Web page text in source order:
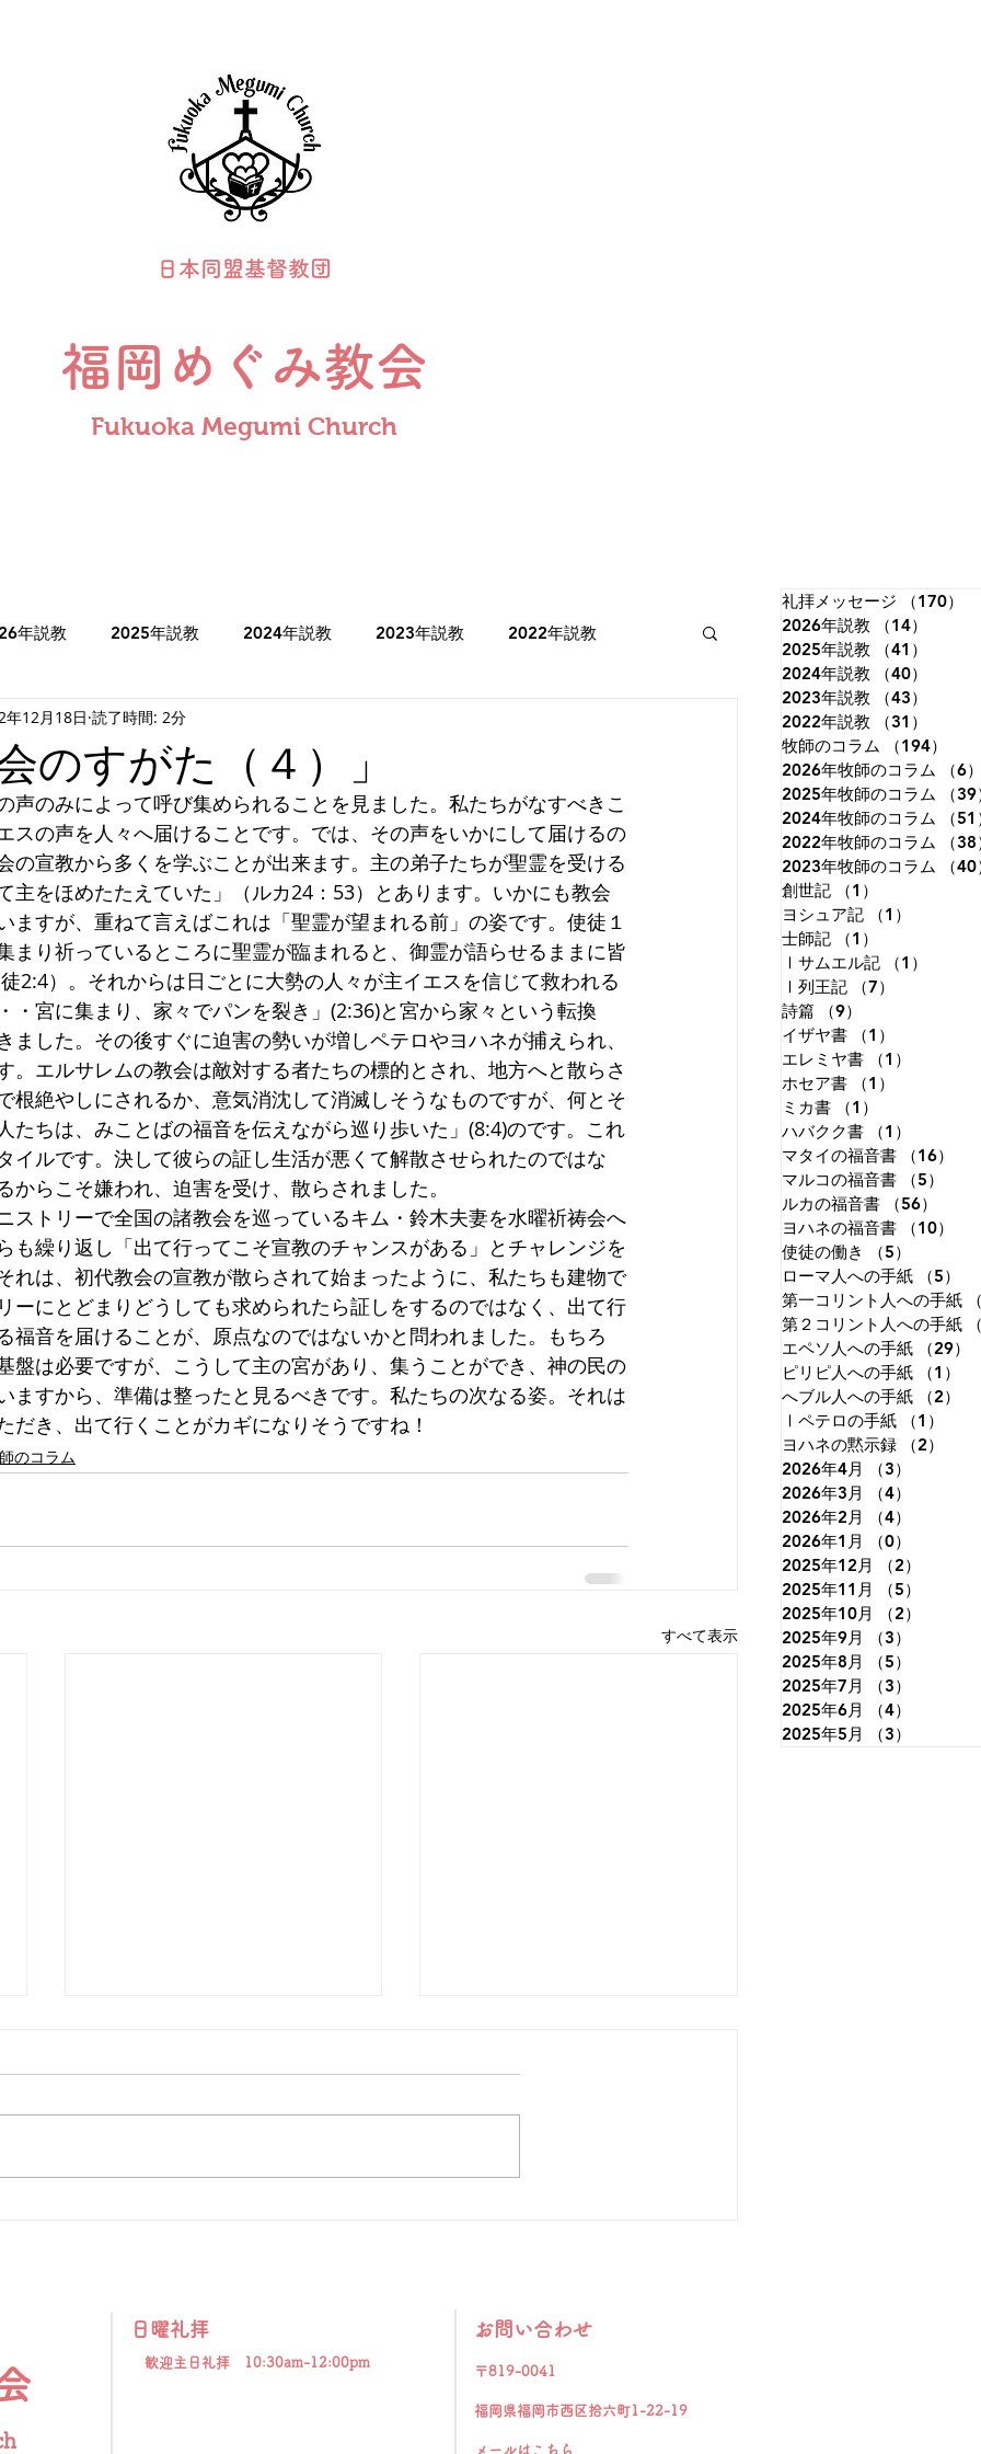
日本同盟基督教団
福岡めぐみ教会
Fukuoka Megumi Church
年説教 2025年説教 2024年説教 2023年説教 2022年説教
ラム 2025年牧師のコラム
ヨシュア記 士師記 Ⅰサムエル記 Ⅰ列王記 詩篇 イザヤ書
カ書 ハバクク書 マタイの福音書 マルコの福音書 ルカの福音書
ローマ人への手紙 第一コリント人への手紙
のすがた（４）」
年12月18日 読了時間: 2分
のみによって呼び集められることを見ました。私たちがなすべきこ
スの声を人々へ届けることです。では、その声をいかにして届けるの
の宣教から多くを学ぶことが出来ます。主の弟子たちが聖霊を受ける
主をほめたたえていた」（ルカ24：53）とあります。いかにも教会
ますが、重ねて言えばこれは「聖霊が望まれる前」の姿です。使徒１
まり祈っているところに聖霊が臨まれると、御霊が語らせるままに皆
2:4）。それからは日ごとに大勢の人々が主イエスを信じて救われる
・宮に集まり、家々でパンを裂き」(2:36)と宮から家々という転換
ました。その後すぐに迫害の勢いが増しペテロやヨハネが捕えられ、
。エルサレムの教会は敵対する者たちの標的とされ、地方へと散らさ
根絶やしにされるか、意気消沈して消滅しそうなものですが、何とそ
たちは、みことばの福音を伝えながら巡り歩いた」(8:4)のです。これ
イルです。決して彼らの証し生活が悪くて解散させられたのではな
からこそ嫌われ、迫害を受け、散らされました。
トリーで全国の諸教会を巡っているキム・鈴木夫妻を水曜祈祷会へ
も繰り返し「出て行ってこそ宣教のチャンスがある」とチャレンジを
れは、初代教会の宣教が散らされて始まったように、私たちも建物で
ーにとどまりどうしても求められたら証しをするのではなく、出て行
福音を届けることが、原点なのではないかと問われました。もちろ
盤は必要ですが、こうして主の宮があり、集うことができ、神の民の
ますから、準備は整ったと見るべきです。私たちの次なる姿。それは
だき、出て行くことがカギになりそうですね！
のコラム
すべて表示
「 人とは何ものなのでしょう。
は。」（詩篇8:4）。 神さまは私
上げて生きるように造られている
のに、地上のことに埋もれて生き
てしまうことが、苦しみもがく原
イギリスのロンドンにウェストミ
若く、自由で、限りない想像力を
り、視野をやや狭めて、自分の国
だけでも変えようと決意した。し
かし、それさえも変化のないよう
必死の試み
礼拝メッセージ （170）
2026年説教
（14）
2025年説教
（41）
2024年説教
（40）
2023年説教
（43）
2022年説教
（31）
牧師のコラム
（194）
2026年牧師のコラム
（6
2025年牧師のコラム
（
2024年牧師のコラム
（
2022年牧師のコラム
（
2023年牧師のコラム
（
創世記
（1）
ヨシュア記
（1）
士師記
（1）
Ⅰサムエル記
（1）
Ⅰ列王記
（7）
詩篇
（9）
イザヤ書
（1）
エレミヤ書
（1）
ホセア書
（1）
ミカ書
（1）
ハバクク書
（1）
マタイの福音書
（16）
マルコの福音書
（5）
ルカの福音書
（56）
ヨハネの福音書
（10）
使徒の働き
（5）
ローマ人への手紙
（5）
第一コリント人への手紙
第２コリント人への手紙
エペソ人への手紙
（29）
ピリピ人への手紙
（1）
へブル人への手紙
（2）
Ⅰペテロの手紙
（1）
ヨハネの黙示録
（2）
2026年4月
（3）
2026年3月
（4）
2026年2月
（4）
2026年1月
（0）
2025年12月
（2）
2025年11月
（5）
2025年10月
（2）
2025年9月
（3）
2025年8月
（5）
2025年7月
（3）
2025年6月
（4）
2025年5月
（3）
日曜礼拝
歓迎主日礼拝 10:30am-12:00pm
お問い合わせ
〒819-0041
福岡県福岡市西区拾六町1-22-19
メールは こちら